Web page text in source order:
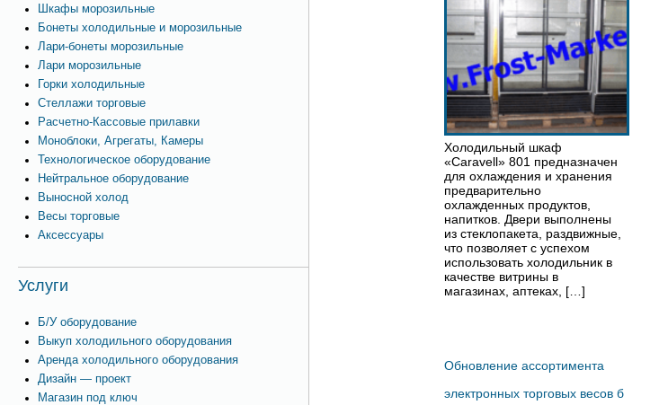
Шкафы морозильные
Бонеты холодильные и морозильные
Лари-бонеты морозильные
Лари морозильные
Горки холодильные
Стеллажи торговые
Расчетно-Кассовые прилавки
Моноблоки, Агрегаты, Камеры
Технологическое оборудование
Нейтральное оборудование
Выносной холод
Весы торговые
Аксессуары
Услуги
Б/У оборудование
Выкуп холодильного оборудования
Аренда холодильного оборудования
Дизайн — проект
Магазин под ключ
Холодильный шкаф
«Caravell» 801 предназначен
для охлаждения и хранения
предварительно
охлажденных продуктов,
напитков. Двери выполнены
из стеклопакета, раздвижные,
что позволяет с успехом
использовать холодильник в
качестве витрины в
магазинах, аптеках, […]
Обновление ассортимента
электронных торговых весов б